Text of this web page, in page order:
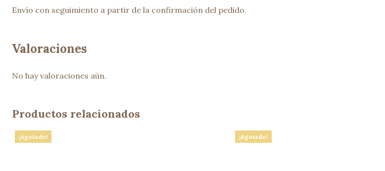
Envío con seguimiento a partir de la confirmación del pedido.
Valoraciones
No hay valoraciones aún.
Productos relacionados
¡Agotado! ¡Agotado!